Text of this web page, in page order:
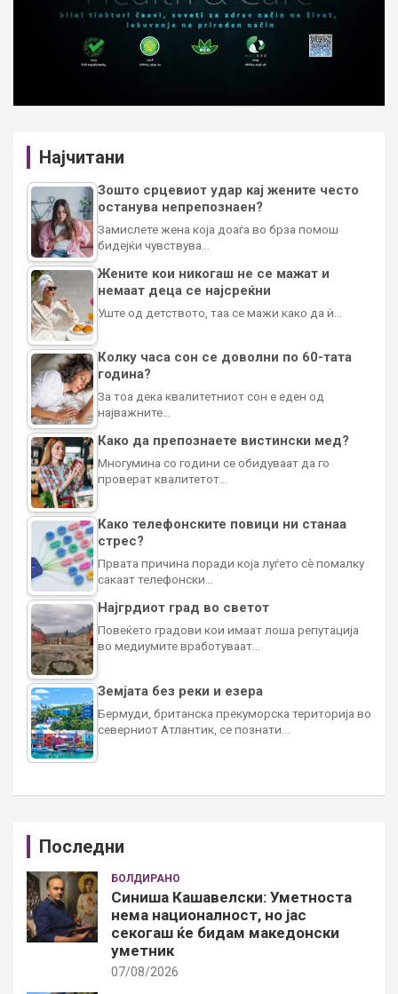
Најчитани
Зошто срцевиот удар кај жените често
останува непрепознаен?
Замислете жена која доаѓа во брза помош
бидејќи чувствува…
Жените кои никогаш не се мажат и
немаат деца се најсреќни
Уште од детството, таа се мажи како да ѝ…
Колку часа сон се доволни по 60-тата
година?
За тоа дека квалитетниот сон е еден од
најважните…
Како да препознаете вистински мед?
Многумина со години се обидуваат да го
проверат квалитетот…
Како телефонските повици ни станаа
стрес?
Првата причина поради која луѓето сè помалку
сакаат телефонски…
Најгрдиот град во светот
Повеќето градови кои имаат лоша репутација
во медиумите вработуваат…
Земјата без реки и езера
Бермуди, британска прекуморска територија во
северниот Атлантик, се познати…
Последни
БОЛДИРАНО
Синиша Кашавелски: Уметноста
нема националност, но јас
секогаш ќе бидам македонски
уметник
07/08/2026